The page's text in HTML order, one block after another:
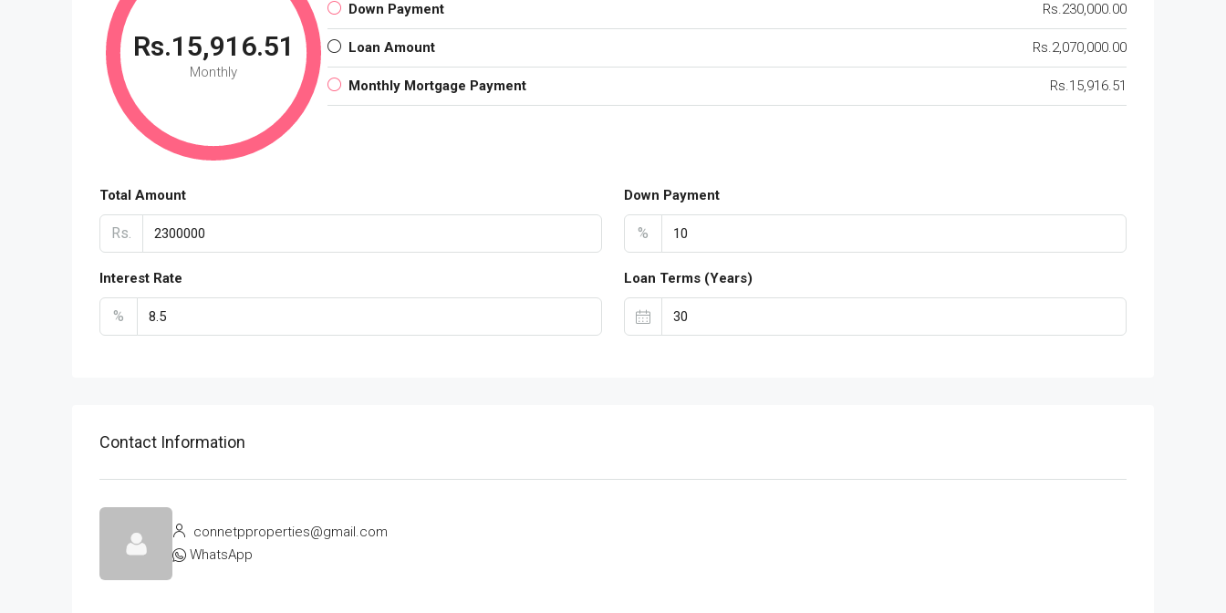
Rs.15,916.51
Monthly
Down Payment Rs.230,000.00
Loan Amount Rs.2,070,000.00
Monthly Mortgage Payment Rs.15,916.51
Total Amount
Rs.
Down Payment
%
Interest Rate
%
Loan Terms (Years)
Contact Information
connetpproperties@gmail.com
WhatsApp